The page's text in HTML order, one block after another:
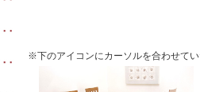
※下のアイコンにカーソルを合わせて